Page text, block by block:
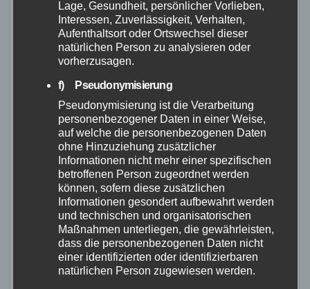
FEUERWEHR MAYEN-KOBLENZ POLIZEI RETTUNGSDIENST
Schmorbrand in Andernach: Mehrere
Personen rechtzeitig gerettet
27. MÄRZ 2026
Am Donnerstag, den 26. März 2026, wurde der
Polizei Andernach gegen 14:01 Uhr ein
Gebäudebrand mit Menschenrettung im Erlenweg
Lage, Gesundheit, persönlicher Vorlieben,
Interessen, Zuverlässigkeit, Verhalten,
Aufenthaltsort oder Ortswechsel dieser
natürlichen Person zu analysieren oder
vorherzusagen.
f) Pseudonymisierung
Pseudonymisierung ist die Verarbeitung
personenbezogener Daten in einer Weise,
auf welche die personenbezogenen Daten
ohne Hinzuziehung zusätzlicher
Informationen nicht mehr einer spezifischen
betroffenen Person zugeordnet werden
können, sofern diese zusätzlichen
Informationen gesondert aufbewahrt werden
und technischen und organisatorischen
Maßnahmen unterliegen, die gewährleisten,
dass die personenbezogenen Daten nicht
einer identifizierten oder identifizierbaren
natürlichen Person zugewiesen werden.